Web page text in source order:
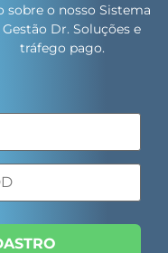
sobre o nosso Sistema
Dr. Soluções e
tráfego pago.